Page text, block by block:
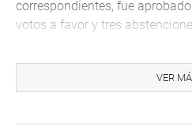
correspondientes, fue
votos a favor y tres
informes de ocho decretos
ver con temas de derechos
VER